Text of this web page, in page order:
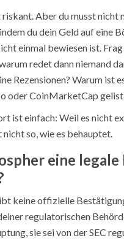
Aber du musst nicht
du dein Geld auf eine
einmal bewiesen ist.
redet dann niemand
Rezensionen? Warum ist
oder CoinMarketCap
ist einfach: Weil es nicht
nicht so, wie es behauptet.
eine
keine offizielle
regulatorischen
sie sei von der SEC